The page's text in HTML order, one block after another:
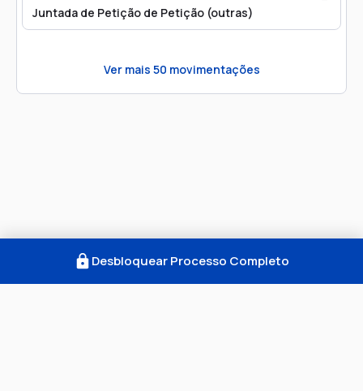
Juntada de Petição de Petição (outras)
Ver mais 50 movimentações
Desbloquear Processo Completo